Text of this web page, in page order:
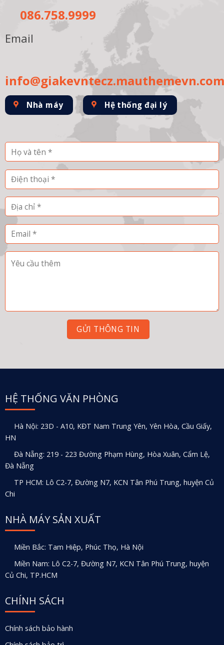
086.758.9999
Email
info@giakevntecz.mauthemevn.com
Nhà máy Hệ thống đại lý
HỆ THỐNG VĂN PHÒNG
Hà Nội: 23D - A10, KĐT Nam Trung Yên, Yên Hòa, Cầu Giấy,
HN
Đà Nẵng: 219 - 223 Đường Phạm Hùng, Hòa Xuân, Cẩm Lệ,
Đà Nẵng
TP HCM: Lô C2-7, Đường N7, KCN Tân Phú Trung, huyện Củ
Chi
NHÀ MÁY SẢN XUẤT
Miền Bắc: Tam Hiệp, Phúc Thọ, Hà Nội
Miền Nam: Lô C2-7, Đường N7, KCN Tân Phú Trung, huyện
Củ Chi, TP.HCM
CHÍNH SÁCH
Chính sách bảo hành